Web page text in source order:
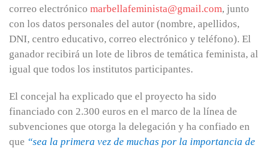
correo electrónico marbellafeminista@gmail.com, junto
con los datos personales del autor (nombre, apellidos,
DNI, centro educativo, correo electrónico y teléfono). El
ganador recibirá un lote de libros de temática feminista, al
igual que todos los institutos participantes.
El concejal ha explicado que el proyecto ha sido
financiado con 2.300 euros en el marco de la línea de
subvenciones que otorga la delegación y ha confiado en
que “sea la primera vez de muchas por la importancia de